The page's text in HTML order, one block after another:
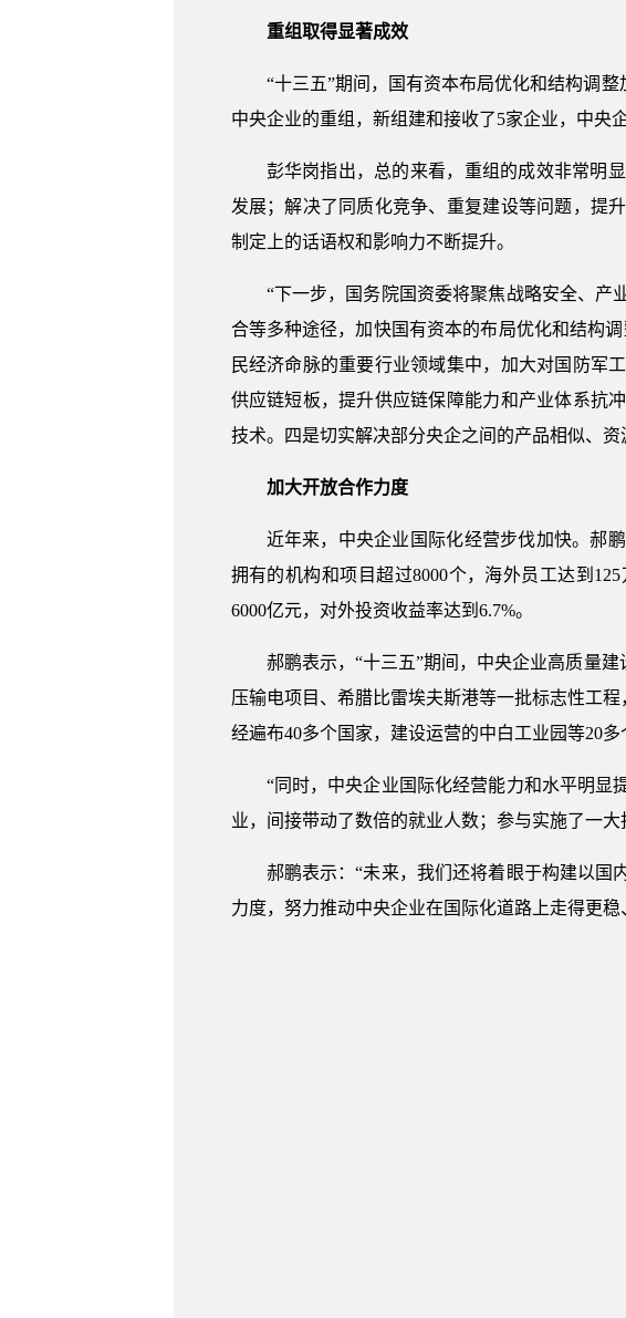
重组取得显著成效
“十三五”期间，国有资本布局优化和结构调
中央企业的重组，新组建和接收了5家企业，中央
彭华岗指出，总的来看，重组的成效非常明
发展；解决了同质化竞争、重复建设等问题，提
制定上的话语权和影响力不断提升。
“下一步，国务院国资委将聚焦战略安全、产
合等多种途径，加快国有资本的布局优化和结构
民经济命脉的重要行业领域集中，加大对国防军
供应链短板，提升供应链保障能力和产业体系抗
技术。四是切实解决部分央企之间的产品相似、
加大开放合作力度
近年来，中央企业国际化经营步伐加快。郝
拥有的机构和项目超过8000个，海外员工达到
6000亿元，对外投资收益率达到6.7%。
郝鹏表示，“十三五”期间，中央企业高质量
压输电项目、希腊比雷埃夫斯港等一批标志性工
经遍布40多个国家，建设运营的中白工业园等20
“同时，中央企业国际化经营能力和水平明显
业，间接带动了数倍的就业人数；参与实施了一
郝鹏表示：“未来，我们还将着眼于构建以国
力度，努力推动中央企业在国际化道路上走得更稳